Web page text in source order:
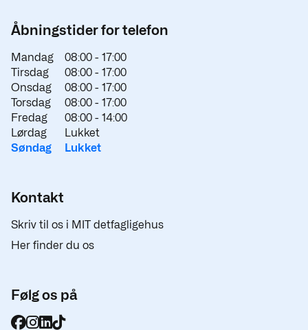
Åbningstider for telefon
Mandag 08:00 - 17:00
Tirsdag
08:00 - 17:00
Onsdag
08:00 - 17:00
Torsdag
08:00 - 17:00
Fredag
08:00 - 14:00
Lørdag
Lukket
Søndag
Lukket
Kontakt
Skriv til os i MIT detfagligehus
Her finder du os
Følg os på